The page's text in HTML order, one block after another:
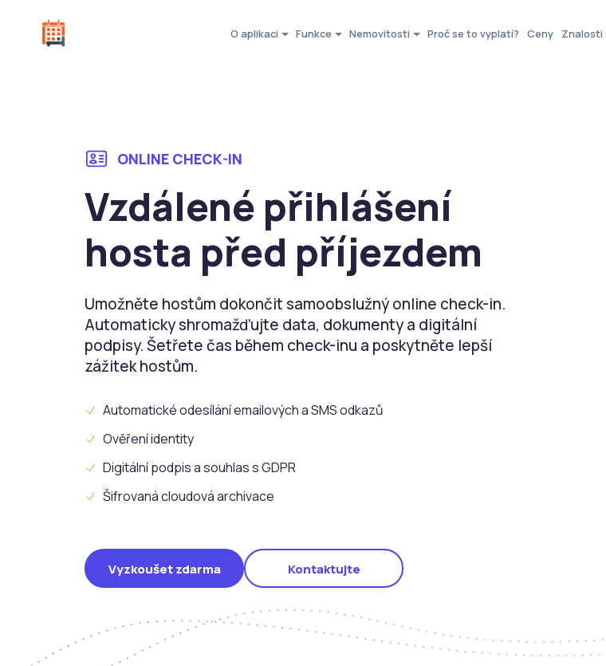
O aplikaci Funkce Nemovitosti Proč se to vyplatí? Ceny Znalosti
ONLINE CHECK-IN
Vzdálené přihlášení
hosta před příjezdem
Umožněte hostům dokončit samoobslužný online check-in.
Automaticky shromažďujte data, dokumenty a digitální
podpisy. Šetřete čas během check-inu a poskytněte lepší
zážitek hostům.
Automatické odesílání emailových a SMS odkazů
Ověření identity
Digitální podpis a souhlas s GDPR
Šifrovaná cloudová archivace
Vyzkoušet zdarma Kontaktujte